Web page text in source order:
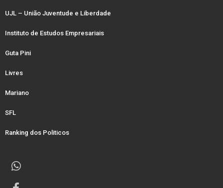
UJL – União Juventude e Liberdade
Instituto de Estudos Empresariais
Guta Pini
Livres
Mariano
SFL
Ranking dos Politicos